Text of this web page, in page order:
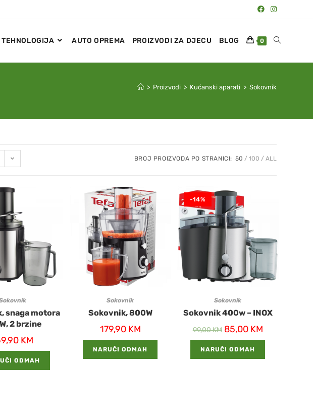
TEHNOLOGIJA AUTO OPREMA PROIZVODI ZA DJECU BLOG 0
> Proizvodi > Kućanski aparati > Sokovnik
BROJ PROIZVODA PO STRANICI: 50 100 ALL
snaga motora
2 brzine
KM
ODMAH
Sokovnik
Sokovnik, 800W
179,90 KM
NARUČI ODMAH
-14%
Sokovnik
Sokovnik 400w – INOX
99,00KM 85,00 KM
NARUČI ODMAH